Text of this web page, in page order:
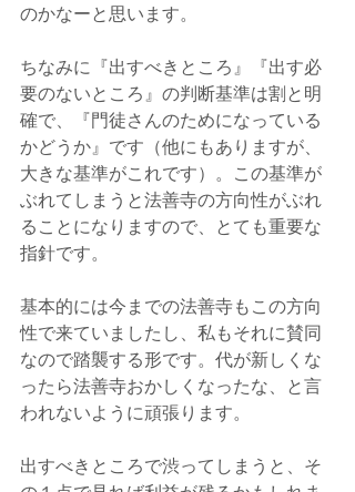
のかなーと思います。
ちなみに『出すべきところ』『出す必
要のないところ』の判断基準は割と明
確で、『門徒さんのためになっている
かどうか』です（他にもありますが、
大きな基準がこれです）。この基準が
ぶれてしまうと法善寺の方向性がぶれ
ることになりますので、とても重要な
指針です。
基本的には今までの法善寺もこの方向
性で来ていましたし、私もそれに賛同
なので踏襲する形です。代が新しくな
ったら法善寺おかしくなったな、と言
われないように頑張ります。
出すべきところで渋ってしまうと、そ